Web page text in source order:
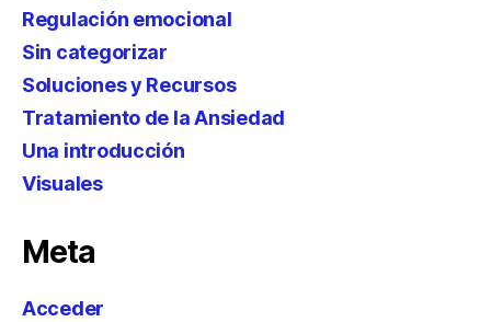
Regulación emocional
Sin categorizar
Soluciones y Recursos
Tratamiento de la Ansiedad
Una introducción
Visuales
Meta
Acceder